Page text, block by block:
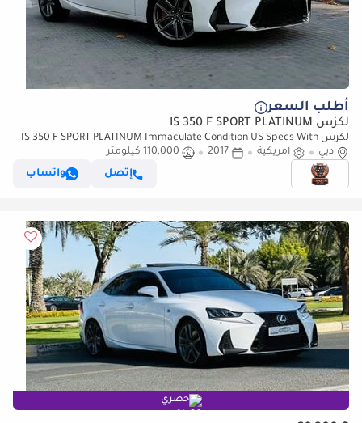
أطلب السعر
لكزس IS 350 F SPORT PLATINUM
لكزس IS 350 F SPORT PLATINUM Immaculate Condition US Specs With
Maroon Interior V6
دبي أمريكية 2017
110,000 كيلومتر
إتصل
واتساب
حصري